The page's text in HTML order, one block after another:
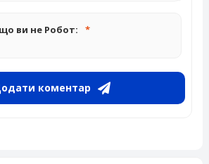
ви не Робот:
коментар